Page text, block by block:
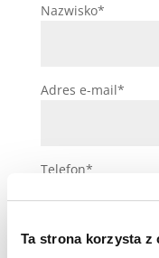
Ta strona korzysta z
Nazwisko*
Adres e-mail*
Telefon*
Kod rabatowy